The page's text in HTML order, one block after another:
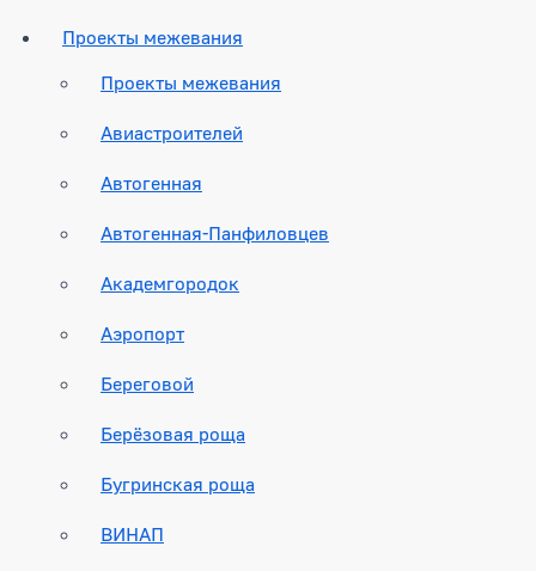
Проекты межевания
Проекты межевания
Авиастроителей
Автогенная
Автогенная-Панфиловцев
Академгородок
Аэропорт
Береговой
Берёзовая роща
Бугринская роща
ВИНАП